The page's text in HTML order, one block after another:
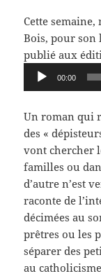
Cette
Bois, pour son
publié aux
Lecteur 00:00
Un roman qui
des «
vont chercher
familles ou
d’autre n’est
raconte de
décimées au
prêtres ou les
séparer des
au